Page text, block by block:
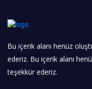
Bu içerik alanı henüz
ederiz. Bu içerik alanı
teşekkür ederiz.